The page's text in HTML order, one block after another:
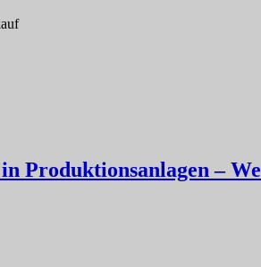
Produktionsanlagen –